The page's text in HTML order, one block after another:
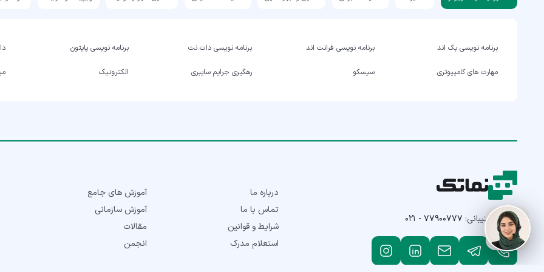
برنامه نویسی بک اند برنامه نویسی فرانت اند برنامه نویسی دات نت برنامه نویسی پایتون
مهارت های کامپیوتری سیسکو رهگیری جرایم سایبری الکترونیک
تلفن پشتیبانی: ۰۲۱ - ۷۷۹۰۰۷۷۷
درباره ما
تماس با ما
شرایط و قوانین
استعلام مدرک
آموزش های جامع
آموزش سازمانی
مقالات
انجمن